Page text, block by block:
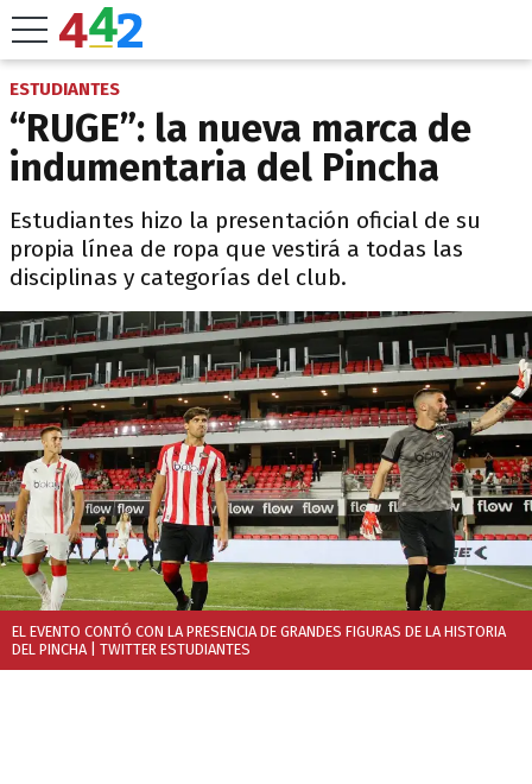
ESTUDIANTES
“RUGE”: la nueva marca de
indumentaria del Pincha
Estudiantes hizo la presentación oficial de su
propia línea de ropa que vestirá a todas las
disciplinas y categorías del club.
EL EVENTO CONTÓ CON LA PRESENCIA DE GRANDES FIGURAS DE LA HISTORIA
DEL PINCHA | TWITTER ESTUDIANTES